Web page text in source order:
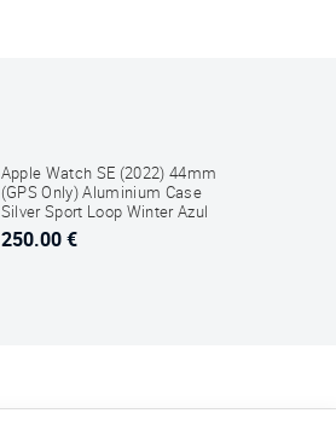
Apple Watch SE (2022) 44mm
(GPS Only) Aluminium Case
Silver Sport Loop Winter Azul
250.00 €